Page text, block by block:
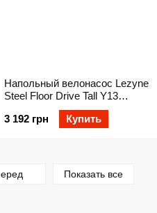
Напольный велонасос Lezyne
Steel Floor Drive Tall Y13
3 192 грн
Купить
Показать все